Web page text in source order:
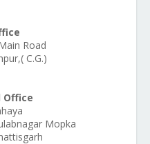
Road
C.G.)
Office
Mopka